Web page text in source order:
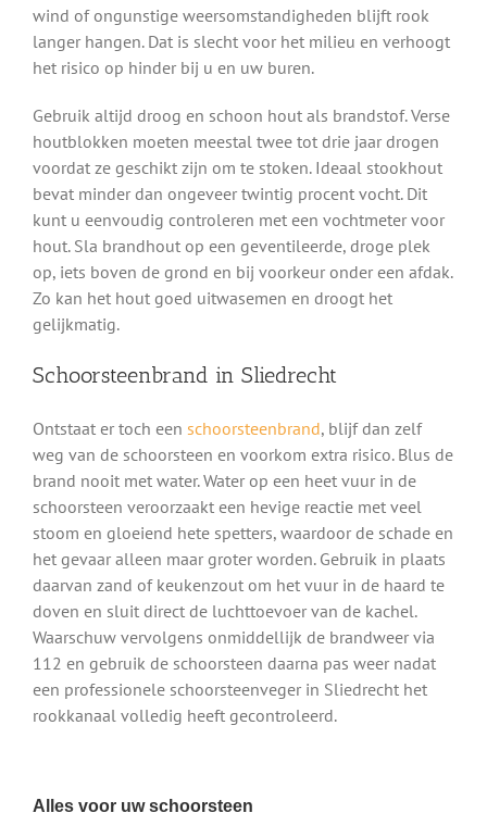
wind of ongunstige weersomstandigheden blijft rook
langer hangen. Dat is slecht voor het milieu en verhoogt
het risico op hinder bij u en uw buren.
Gebruik altijd droog en schoon hout als brandstof. Verse
houtblokken moeten meestal twee tot drie jaar drogen
voordat ze geschikt zijn om te stoken. Ideaal stookhout
bevat minder dan ongeveer twintig procent vocht. Dit
kunt u eenvoudig controleren met een vochtmeter voor
hout. Sla brandhout op een geventileerde, droge plek
op, iets boven de grond en bij voorkeur onder een afdak.
Zo kan het hout goed uitwasemen en droogt het
gelijkmatig.
Schoorsteenbrand in Sliedrecht
Ontstaat er toch een schoorsteenbrand, blijf dan zelf
weg van de schoorsteen en voorkom extra risico. Blus de
brand nooit met water. Water op een heet vuur in de
schoorsteen veroorzaakt een hevige reactie met veel
stoom en gloeiend hete spetters, waardoor de schade en
het gevaar alleen maar groter worden. Gebruik in plaats
daarvan zand of keukenzout om het vuur in de haard te
doven en sluit direct de luchttoevoer van de kachel.
Waarschuw vervolgens onmiddellijk de brandweer via
112 en gebruik de schoorsteen daarna pas weer nadat
een professionele schoorsteenveger in Sliedrecht het
rookkanaal volledig heeft gecontroleerd.
Alles voor uw schoorsteen